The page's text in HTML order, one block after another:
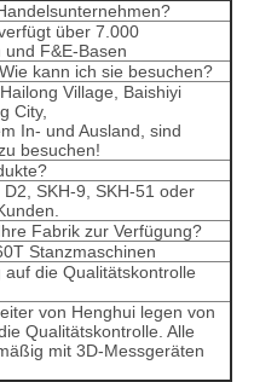
über 7.000
F&E-Basen
kann ich sie besuchen?
Village, Baishiyi
City,
In- und Ausland, sind
besuchen!
SKH-9, SKH-51 oder
Fabrik zur Verfügung?
Stanzmaschinen
die Qualitätskontrolle
von Henghui legen von
Qualitätskontrolle. Alle
mit 3D-Messgeräten